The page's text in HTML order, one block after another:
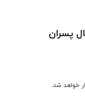
ﭘﺴﺮﺍﻥ